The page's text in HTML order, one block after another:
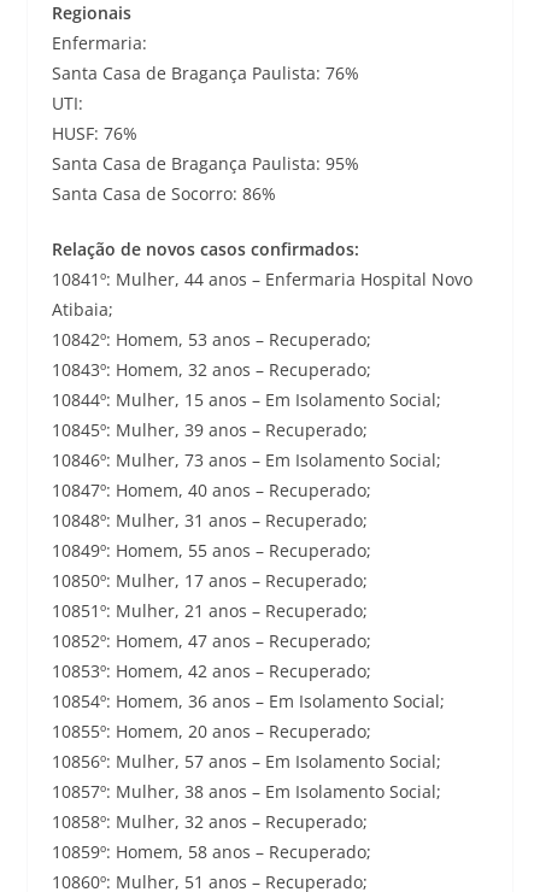
Regionais
Enfermaria:
Santa Casa de Bragança Paulista: 76%
UTI:
HUSF: 76%
Santa Casa de Bragança Paulista: 95%
Santa Casa de Socorro: 86%
Relação de novos casos confirmados:
10841º: Mulher, 44 anos – Enfermaria Hospital Novo
Atibaia;
10842º: Homem, 53 anos – Recuperado;
10843º: Homem, 32 anos – Recuperado;
10844º: Mulher, 15 anos – Em Isolamento Social;
10845º: Mulher, 39 anos – Recuperado;
10846º: Mulher, 73 anos – Em Isolamento Social;
10847º: Homem, 40 anos – Recuperado;
10848º: Mulher, 31 anos – Recuperado;
10849º: Homem, 55 anos – Recuperado;
10850º: Mulher, 17 anos – Recuperado;
10851º: Mulher, 21 anos – Recuperado;
10852º: Homem, 47 anos – Recuperado;
10853º: Homem, 42 anos – Recuperado;
10854º: Homem, 36 anos – Em Isolamento Social;
10855º: Homem, 20 anos – Recuperado;
10856º: Mulher, 57 anos – Em Isolamento Social;
10857º: Mulher, 38 anos – Em Isolamento Social;
10858º: Mulher, 32 anos – Recuperado;
10859º: Homem, 58 anos – Recuperado;
10860º: Mulher, 51 anos – Recuperado;